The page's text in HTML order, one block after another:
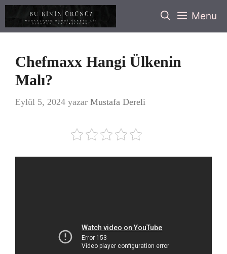
İçeriğe
Menu
Chefmaxx Hangi Ülkenin
Malı?
Eylül 5, 2024 yazar Mustafa Dereli